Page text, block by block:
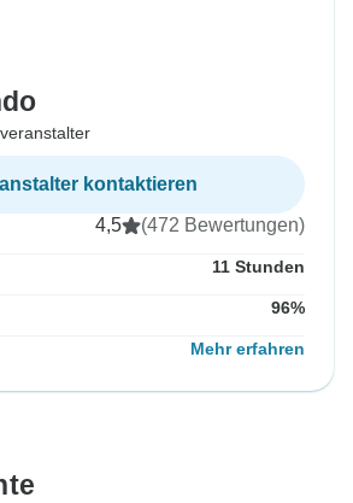
kontaktieren
4,5 (472 Bewertungen)
11 Stunden
96%
Mehr erfahren